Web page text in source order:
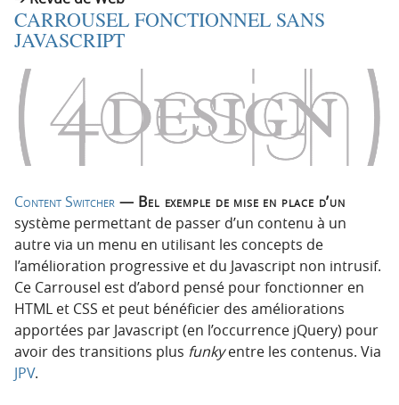
CARROUSEL FONCTIONNEL SANS
JAVASCRIPT
Content Switcher — Bel exemple de mise en place d’un
système permettant de passer d’un contenu à un
autre via un menu en utilisant les concepts de
l’amélioration progressive et du Javascript non intrusif.
Ce Carrousel est d’abord pensé pour fonctionner en
HTML et CSS et peut bénéficier des améliorations
apportées par Javascript (en l’occurrence jQuery) pour
avoir des transitions plus funkyentre les contenus. Via
JPV.